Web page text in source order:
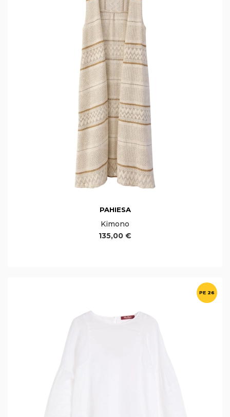
PAHIESA
Kimono
135,00 €
PE 26